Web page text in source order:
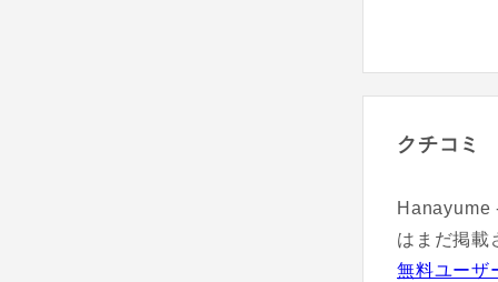
クチコミ
Hanayume
はまだ掲載
無料ユーザ